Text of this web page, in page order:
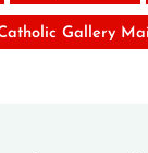
Gallery